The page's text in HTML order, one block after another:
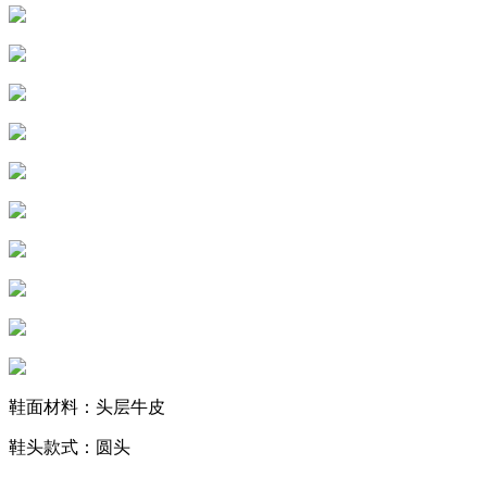
鞋面材料：头层牛皮
鞋头款式：圆头